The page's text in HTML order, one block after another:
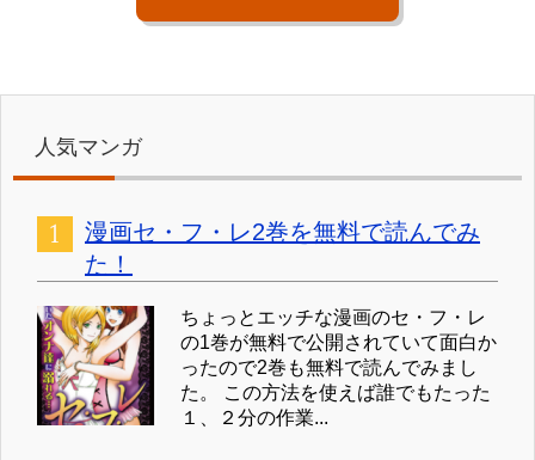
人気マンガ
漫画セ・フ・レ2巻を無料で読んでみ
た！
ちょっとエッチな漫画のセ・フ・レ
の1巻が無料で公開されていて面白か
ったので2巻も無料で読んでみまし
た。 この方法を使えば誰でもたった
１、２分の作業...